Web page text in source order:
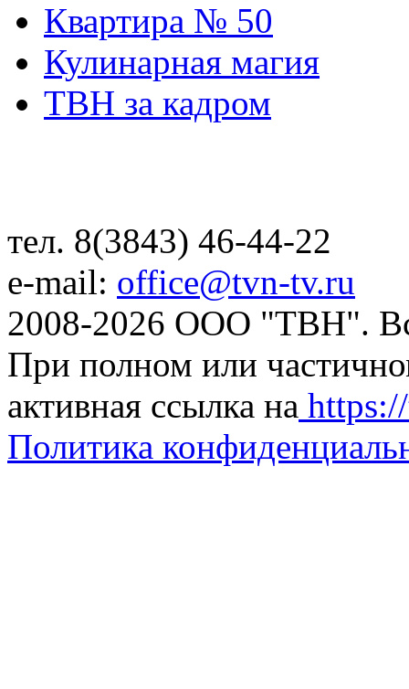
Квартира № 50
Кулинарная магия
ТВН за кадром
тел. 8(3843) 46-44-22
e-mail: office@tvn-tv.ru
2008-2026 ООО "ТВН".
При полном или
активная ссылка на
Политика